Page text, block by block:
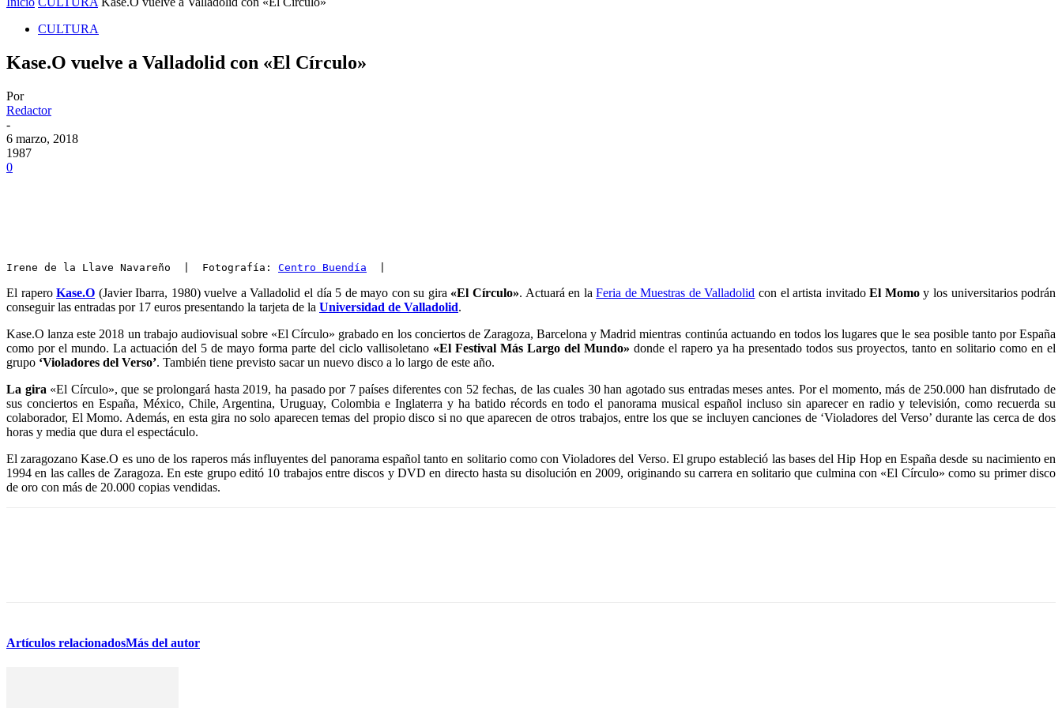
CULTURA
Kase.O vuelve a Valladolid con «El Círculo»
Por
Redactor
-
6 marzo, 2018
1987
0
Irene de la Llave Navareño  |  Fotografía: Centro Buendía
El raperoKase.O (Javier Ibarra, 1980) vuelve a Valladolid el día 5 de mayo con su gira «El Círculo». Actuará en laFeria de Muestras de Valladolid con el artista invitadoEl Momoy los universitarios podrán
conseguir las entradas por 17 euros presentando la tarjeta de la Universidad de Valladolid.
Kase.O lanza este 2018 un trabajo audiovisual sobre «El Círculo» grabado en los conciertos de Zaragoza, Barcelona y Madrid mientras continúa actuando en todos los lugares que le sea posible tanto por España
como por el mundo. La actuación del 5 de mayo forma parte del ciclo vallisoletano «El Festival Más Largo del Mundo» donde el rapero ya ha presentado todos sus proyectos, tanto en solitario como en el
grupo ‘Violadores del Verso’. También tiene previsto sacar un nuevo disco a lo largo de este año.
La gira «El Círculo», que se prolongará hasta 2019, ha pasado por 7 países diferentes con 52 fechas, de las cuales 30 han agotado sus entradas meses antes. Por el momento, más de 250.000 han disfrutado de
sus conciertos en España, México, Chile, Argentina, Uruguay, Colombia e Inglaterra y ha batido récords en todo el panorama musical español incluso sin aparecer en radio y televisión, como recuerda su
colaborador, El Momo. Además, en esta gira no solo aparecen temas del propio disco si no que aparecen de otros trabajos, entre los que se incluyen canciones de ‘Violadores del Verso’ durante las cerca de dos
horas y media que dura el espectáculo.
El zaragozano Kase.O es uno de los raperos más influyentes del panorama español tanto en solitario como con Violadores del Verso. El grupo estableció las bases del Hip Hop en España desde su nacimiento en
1994 en las calles de Zaragoza. En este grupo editó 10 trabajos entre discos y DVD en directo hasta su disolución en 2009, originando su carrera en solitario que culmina con «El Círculo» como su primer disco
de oro con más de 20.000 copias vendidas.
Artículos relacionadosMás del autor